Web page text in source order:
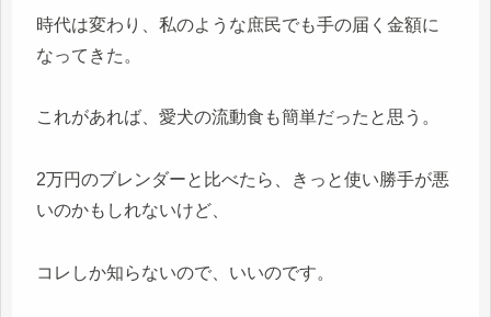
時代は変わり、私のような庶民でも手の届く金額に
なってきた。
これがあれば、愛犬の流動食も簡単だったと思う。
2万円のブレンダーと比べたら、きっと使い勝手が悪
いのかもしれないけど、
コレしか知らないので、いいのです。